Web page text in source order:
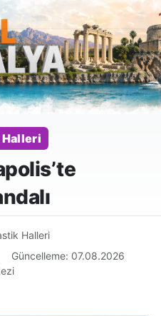
Halleri
Güncelleme: 07.08.2026